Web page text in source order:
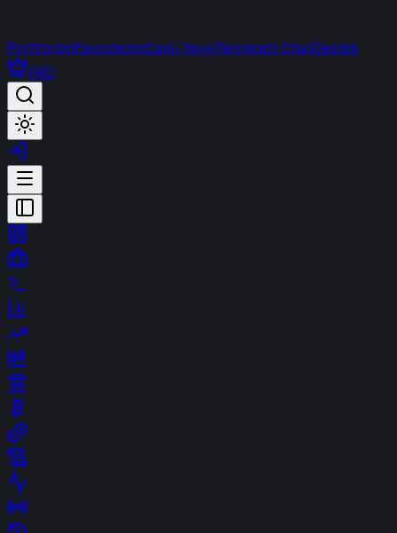
PortföyümFavorilerimCanlı YayınTerminalt-ChatDestek
PRO